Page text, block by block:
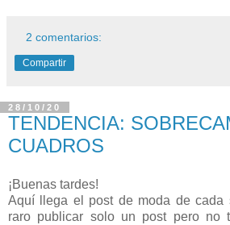
2 comentarios:
Compartir
28/10/20
TENDENCIA:
CUADROS
¡Buenas tardes!
Aquí llega el post de moda de cada
raro publicar solo un post pero no